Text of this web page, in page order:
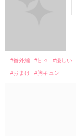
#番外編 #甘々 #優しい
#おまけ
#胸キュン